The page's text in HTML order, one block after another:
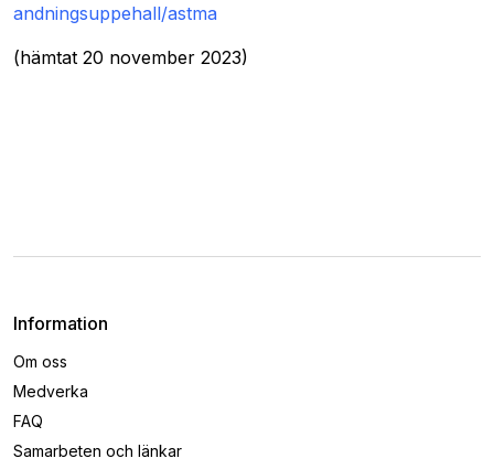
andningsuppehall/astma
(hämtat 20 november 2023)
Information
Om oss
Medverka
FAQ
Samarbeten och länkar